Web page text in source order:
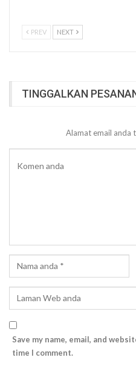
PREV NEXT
TINGGALKAN
Alamat email anda
Save my name, email, and
time I comment.